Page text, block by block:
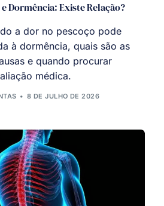
Dormência: Existe Relação?
a dor no pescoço pode
à dormência, quais são as
e quando procurar
médica.
8 DE JULHO DE 2026